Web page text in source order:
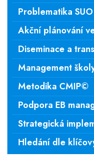
Problematika
Akční plánování
Diseminace a
Management
Metodika CMIP©
Podpora EB
Strategická
Hledání dle